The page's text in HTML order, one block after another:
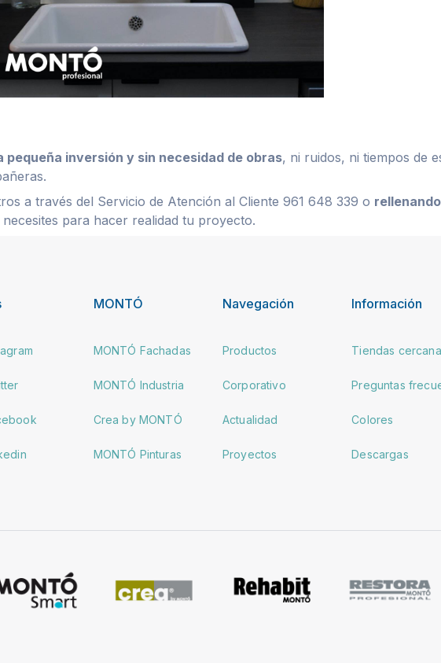
inversión y sin necesidad de obras, ni ruidos, ni tiempos de
a través del Servicio de Atención al Cliente 961 648 339 o
para hacer realidad tu proyecto.
MONTÓ
MONTÓ Fachadas
MONTÓ Industria
Crea by MONTÓ
MONTÓ Pinturas
Navegación
Productos
Corporativo
Actualidad
Proyectos
Información
Tiendas
Preguntas
Colores
Descargas